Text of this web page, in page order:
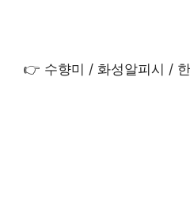
👉 수향미 / 화성알피시 /